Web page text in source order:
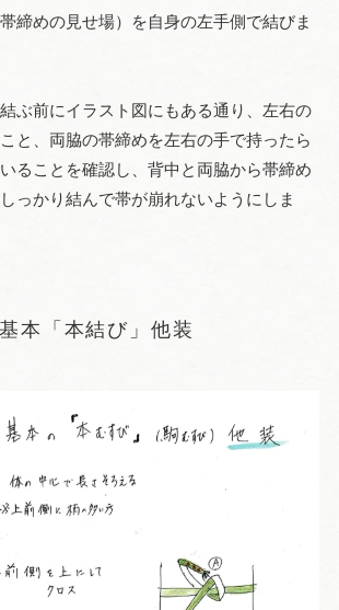
締めの見せ場）を自身の左手側で結びま
ぶ前にイラスト図にもある通り、左右の
と、両脇の帯締めを左右の手で持ったら
ることを確認し、背中と両脇から帯締め
っかり結んで帯が崩れないようにしま
本「本結び」他装